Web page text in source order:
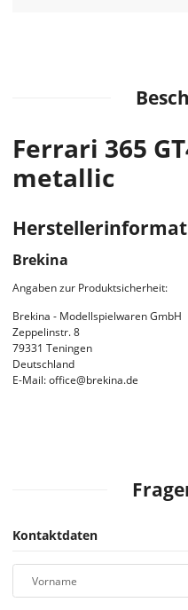
Ferrari 365
metallic
Brekina
Angaben zur Produktsicherheit:
Brekina - Modellspielwaren GmbH
Zeppelinstr. 8
79331 Teningen
Deutschland
E-Mail: office@brekina.de
Kontaktdaten
Vorname